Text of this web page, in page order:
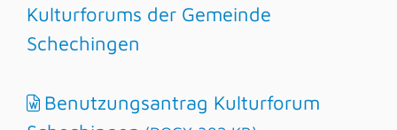
Kulturforums der Gemeinde
Schechingen
Benutzungsantrag Kulturforum